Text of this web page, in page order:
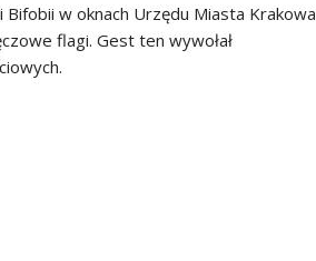
w oknach Urzędu Miasta Krakowa
flagi. Gest ten wywołał